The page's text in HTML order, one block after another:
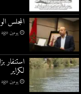
المجلس
يومين ago
استنفار
لكراير
يومين ago